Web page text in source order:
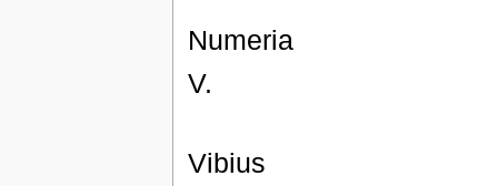
Numeria
V.
Vibius